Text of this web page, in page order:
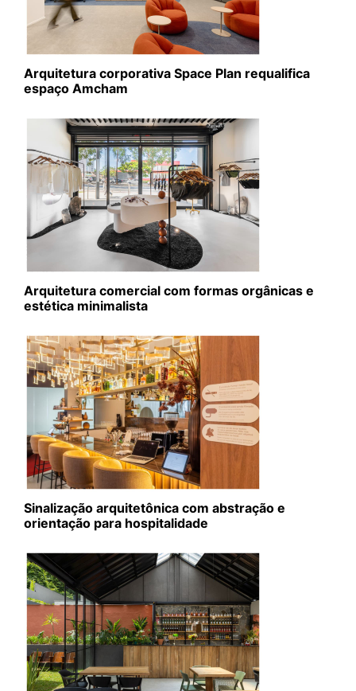
Arquitetura corporativa Space Plan requalifica
espaço Amcham
Arquitetura comercial com formas orgânicas e
estética minimalista
Sinalização arquitetônica com abstração e
orientação para hospitalidade